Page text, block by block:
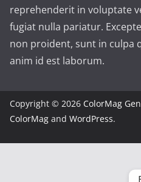
reprehenderit in voluptate
fugiat nulla pariatur.
non proident, sunt in culpa
anim id est laborum.
Copyright © 2026 ColorMag
ColorMag and WordPress.